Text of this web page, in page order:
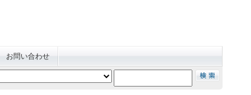
441-0228
お問い合わせ